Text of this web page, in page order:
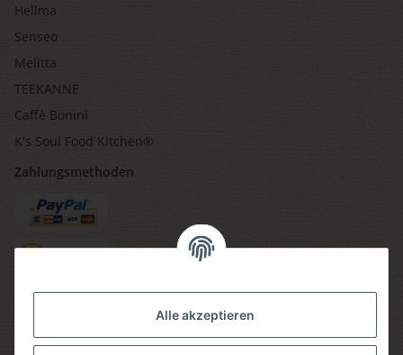
Alle akzeptieren
Hellma
Senseo
Melitta
TEEKANNE
Caffè Bonini
K's Soul Food Kitchen®
Zahlungsmethoden
Versandmethoden